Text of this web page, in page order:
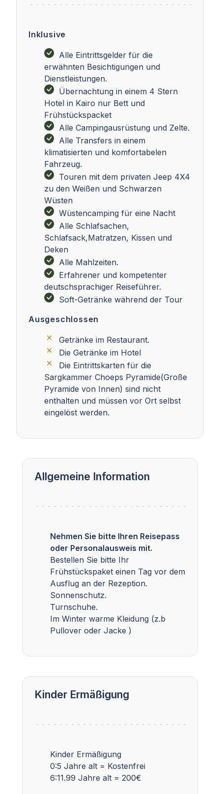
Inklusive
Alle Eintrittsgelder für die
erwähnten Besichtigungen und
Dienstleistungen.
Übernachtung in einem 4 Stern
Hotel in Kairo nur Bett und
Frühstückspacket
Alle Campingausrüstung und Zelte.
Alle Transfers in einem
klimatisierten und komfortabelen
Fahrzeug.
Touren mit dem privaten Jeep 4X4
zu den Weißen und Schwarzen
Wüsten
Wüstencamping für eine Nacht
Alle Schlafsachen,
Schlafsack,Matratzen, Kissen und
Deken
Alle Mahlzeiten.
Erfahrener und kompetenter
deutschsprachiger Reiseführer.
Soft-Getränke während der Tour
Ausgeschlossen
Getränke im Restaurant.
Die Getränke im Hotel
Die Eintrittskarten für die
Sargkammer Choeps Pyramide(Große
Pyramide von Innen) sind nicht
enthalten und müssen vor Ort selbst
eingelöst werden.
Allgemeine Information
Nehmen Sie bitte Ihren Reisepass
oder Personalausweis mit.
Bestellen Sie bitte Ihr
Frühstückspaket einen Tag vor dem
Ausflug an der Rezeption.
Sonnenschutz.
Turnschuhe.
Im Winter warme Kleidung (z.b
Pullover oder Jacke )
Kinder Ermäßigung
Kinder Ermäßigung
0:5 Jahre alt = Kostenfrei
6:11.99 Jahre alt = 200€